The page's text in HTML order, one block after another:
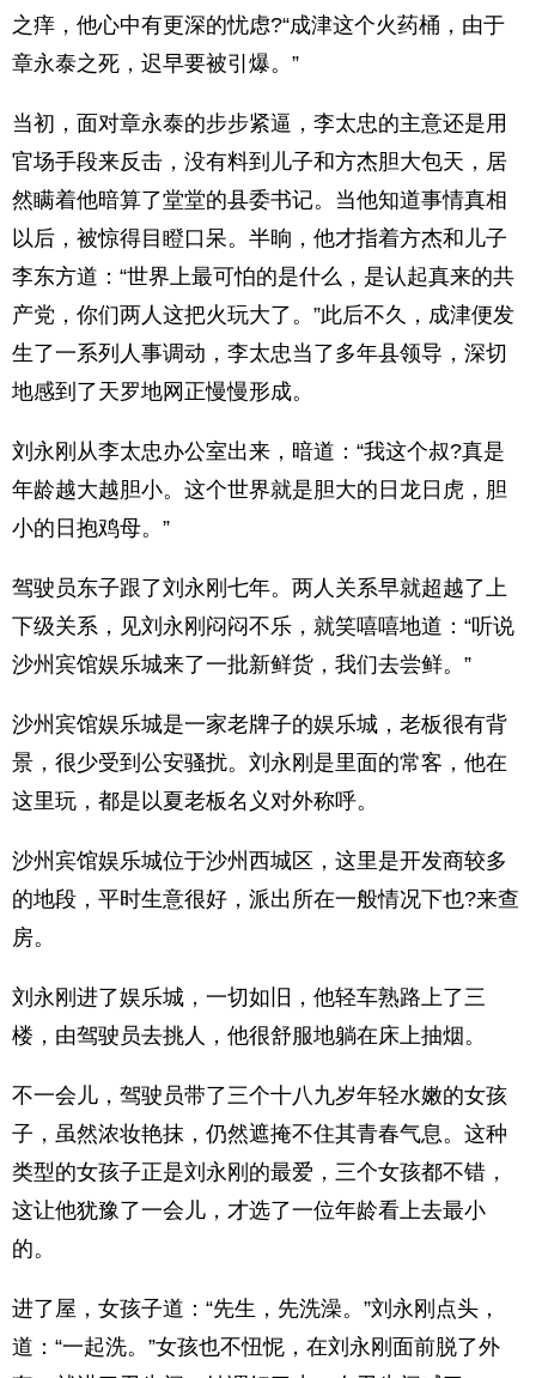
之痒，他心中有更深的忧虑?“成津这个火药桶，由于
章永泰之死，迟早要被引爆。”
当初，面对章永泰的步步紧逼，李太忠的主意还是用
官场手段来反击，没有料到儿子和方杰胆大包天，居
然瞒着他暗算了堂堂的县委书记。当他知道事情真相
以后，被惊得目瞪口呆。半晌，他才指着方杰和儿子
李东方道：“世界上最可怕的是什么，是认起真来的共
产党，你们两人这把火玩大了。”此后不久，成津便发
生了一系列人事调动，李太忠当了多年县领导，深切
地感到了天罗地网正慢慢形成。
刘永刚从李太忠办公室出来，暗道：“我这个叔?真是
年龄越大越胆小。这个世界就是胆大的日龙日虎，胆
小的日抱鸡母。”
驾驶员东子跟了刘永刚七年。两人关系早就超越了上
下级关系，见刘永刚闷闷不乐，就笑嘻嘻地道：“听说
沙州宾馆娱乐城来了一批新鲜货，我们去尝鲜。”
沙州宾馆娱乐城是一家老牌子的娱乐城，老板很有背
景，很少受到公安骚扰。刘永刚是里面的常客，他在
这里玩，都是以夏老板名义对外称呼。
沙州宾馆娱乐城位于沙州西城区，这里是开发商较多
的地段，平时生意很好，派出所在一般情况下也?来查
房。
刘永刚进了娱乐城，一切如旧，他轻车熟路上了三
楼，由驾驶员去挑人，他很舒服地躺在床上抽烟。
不一会儿，驾驶员带了三个十八九岁年轻水嫩的女孩
子，虽然浓妆艳抹，仍然遮掩不住其青春气息。这种
类型的女孩子正是刘永刚的最爱，三个女孩都不错，
这让他犹豫了一会儿，才选了一位年龄看上去最小
的。
进了屋，女孩子道：“先生，先洗澡。”刘永刚点头，
道：“一起洗。”女孩也不忸怩，在刘永刚面前脱了外